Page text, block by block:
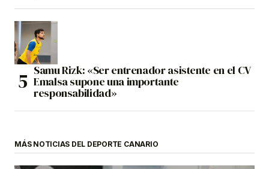
Samu Rizk: «Ser entrenador asistente en el CV
Emalsa supone una importante
responsabilidad»
MÁS NOTICIAS DEL DEPORTE CANARIO